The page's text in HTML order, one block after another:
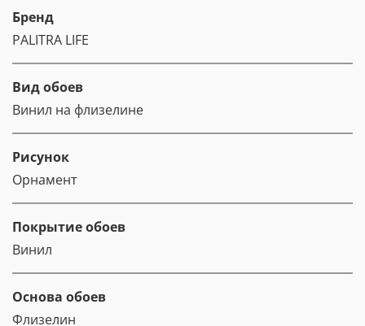
Бренд
PALITRA LIFE
Вид обоев
Винил на флизелине
Рисунок
Орнамент
Покрытие обоев
Винил
Основа обоев
Флизелин